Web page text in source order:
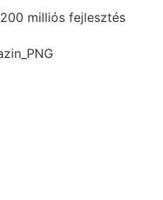
200 milliós fejlesztés